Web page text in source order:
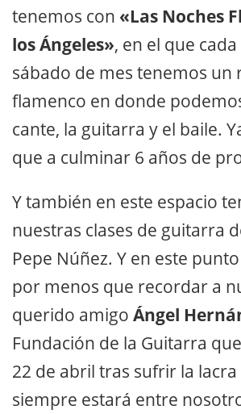
tenemos con «Las Noches
los Ángeles», en el que
sábado de mes tenemos un
flamenco en donde
cante, la guitarra y el baile.
que a culminar 6 años de
Y también en este espacio
nuestras clases de guitarra
Pepe Núñez. Y en este
por menos que recordar a
querido amigo Ángel
Fundación de la Guitarra
22 de abril tras sufrir la lacra
siempre estará entre